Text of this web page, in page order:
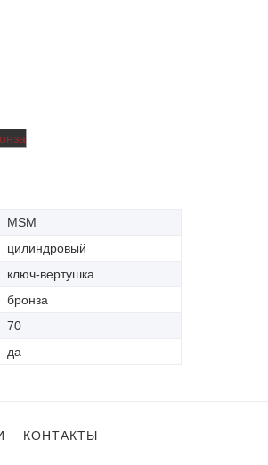
MSM
цилиндровый
ключ-вертушка
бронза
70
да
КОНТАКТЫ